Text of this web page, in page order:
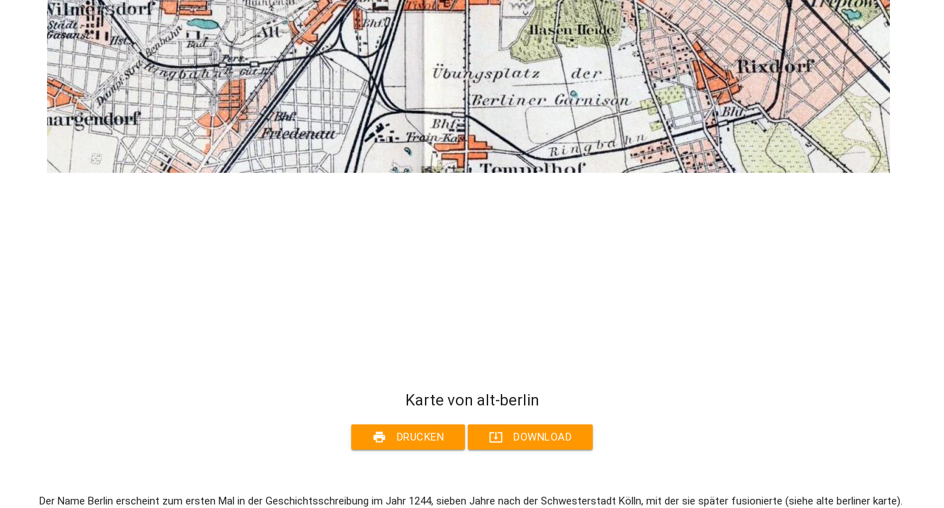
Karte von alt-berlin
print DRUCKEN system_update_alt DOWNLOAD
Der Name Berlin erscheint zum ersten Mal in der Geschichtsschreibung im Jahr 1244, sieben Jahre nach der Schwesterstadt Kölln, mit der sie später fusionierte (siehe alte berliner karte).